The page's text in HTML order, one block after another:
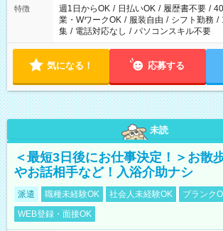
必要な場合も遠慮なくご相談ください。
特徴 週1日からOK / 日払いOK / 履歴書不要 /
業・WワークOK / 服装自由 / シフト勤務 /
集 / 電話対応なし / パソコンスキル不要
気になる！ 応募する
未読
＜最短3日後にお仕事決定！＞お散
やお話相手など！入浴介助ナシ
派遣 職種未経験OK 社会人未経験OK
ブランク
WEB登録・面接OK